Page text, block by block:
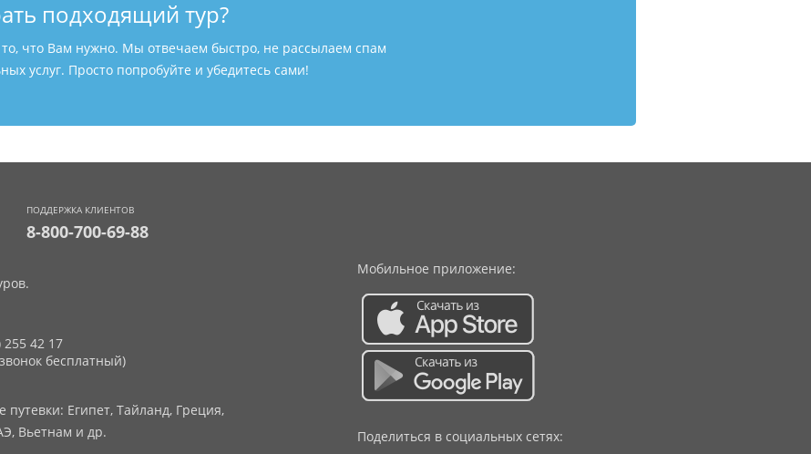
подходящий тур?
что Вам нужно. Мы отвечаем быстро, не рассылаем спам
услуг. Просто попробуйте и убедитесь сами!
ПОДДЕРЖКА КЛИЕНТОВ
8-800-700-69-88
255 42 17
бесплатный)
Египет, Тайланд, Греция,
Вьетнам и др.
Мобильное приложение:
Поделиться в социальных сетях: